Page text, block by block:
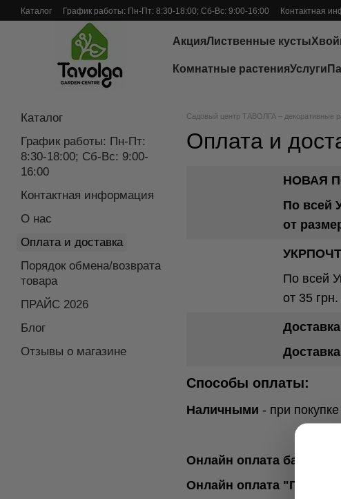
Перейти к основному контенту
Каталог График работы: Пн-Пт: 8:30-18:00; Сб-Вс: 9:00-16:00 Контактная
Отзывы о магазине
АкцияЛиственные кусты
Комнатные растенияУслуги
Садовый центр ТАВОЛГА – декоративные
Оплата и
НОВАЯ
По всей
от
По всей
от 35 грн.
Способы оплаты:
Наличными - при
Онлайн оплата
Онлайн оплата "Приват
Каталог
График работы: Пн-Пт:
8:30-18:00; Сб-Вс: 9:00-
16:00
Контактная информация
О нас
Оплата и доставка
Порядок обмена/возврата
товара
ПРАЙС 2026
Блог
Отзывы о магазине